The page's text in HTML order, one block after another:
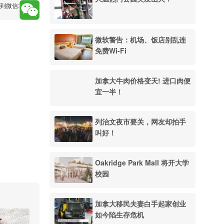
微软警告：机场、饭店别乱连
免费Wi-Fi
加拿大牛肉价格变天! 进口肉便
宜一半！
列治文夜市要关，网友却拍手
叫好！
Oakridge Park Mall 将开大学
校园
加拿大移民夫妻白手起家创业
如今陷生存危机
微信: